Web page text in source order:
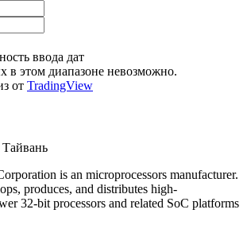
ввода дат
в этом диапазоне невозможно.
от TradingView
is an microprocessors manufacturer.
produces, and distributes high-
32-bit processors and related SoC platforms